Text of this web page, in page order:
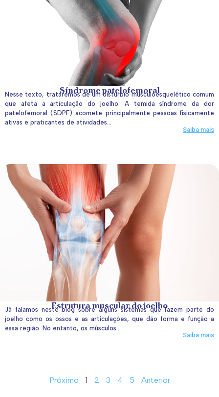
Síndrome patelofemoral
Nesse texto, trataremos de um distúrbio musculoesquelético comum
que afeta a articulação do joelho. A temida síndrome da dor
patelofemoral (SDPF) acomete principalmente pessoas fisicamente
ativas e praticantes de atividades...
Saiba mais
Estrutura muscular do joelho
Já falamos neste blog sobre alguns sistemas que fazem parte do
joelho como os ossos e as articulações, que dão forma e função a
essa região. No entanto, os músculos...
Saiba mais
Próximo 1 2 3 4 5 Anterior